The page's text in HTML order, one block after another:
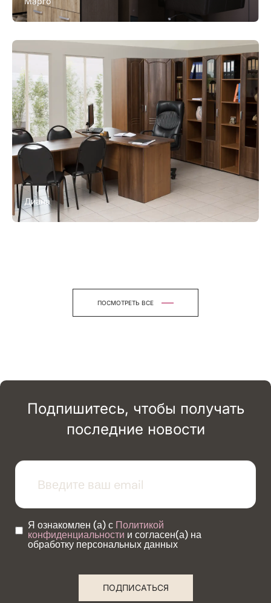
Диана
ПОСМОТРЕТЬ ВСЕ
Подпишитесь, чтобы получать
последние новости
Я ознакомлен (а) с Политикой
конфиденциальности и согласен(а) на
обработку персональных данных
ПОДПИСАТЬСЯ